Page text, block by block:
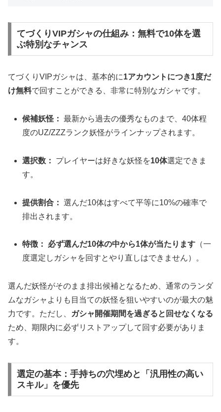
てづくりVIPガシャの仕組み：無料で10体を選
ぶ特別なチャンス
てづくりVIPガシャは、基本的に1アカウントにつき1度だ
け無料で回すことができる、非常に特別なガシャです。
候補妖怪： 最新から過去の優秀なものまで、40体程
度のUZ/ZZZランク妖怪がラインナップされます。
選択数： プレイヤーは好きな妖怪を10体選定できま
す。
提供割合： 選んだ10体はすべて平等に10%の確率で
排出されます。
特徴： 必ず選んだ10体の中から1体が当たります （一
度選定しガシャを回すとやり直しはできません）。
選んだ妖怪がそのまま排出候補となるため、通常のランダ
ムなガシャよりも目当ての妖怪を狙いやすいのが最大の魅
力です。ただし、
ガシャ開催期間を過ぎると回せなくなる
ため、期限内に必ずリストアップして回す必要がありま
す。
選定の基本：手持ちの穴埋めと「汎用性の高い
スキル」を優先